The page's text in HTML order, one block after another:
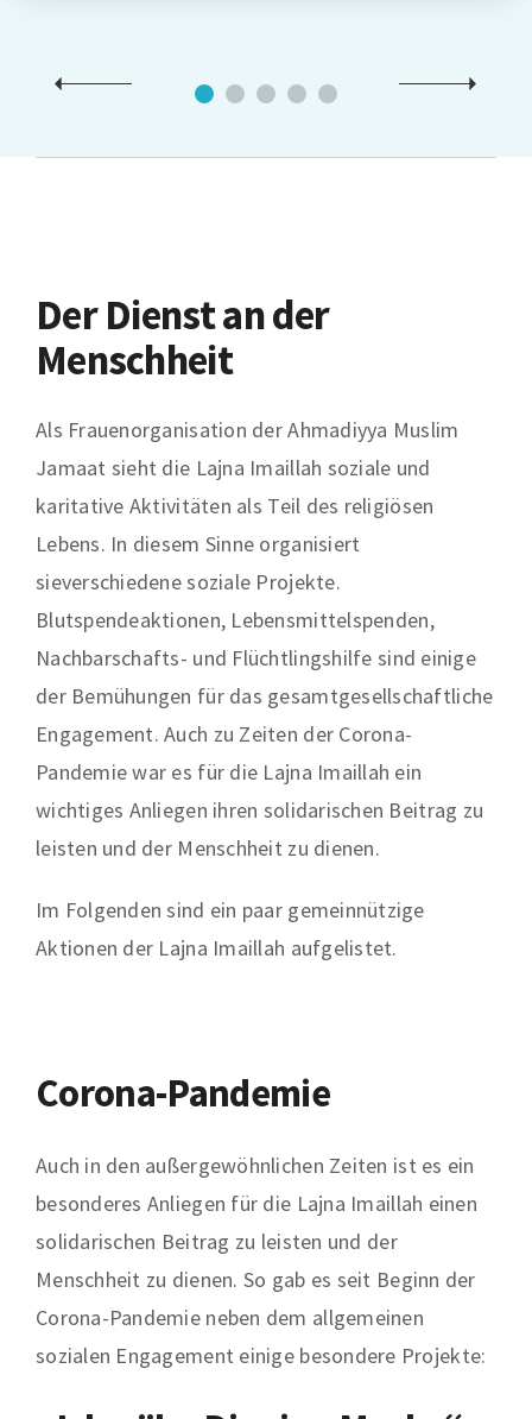
Der Dienst an der
Menschheit
Als Frauenorganisation der Ahmadiyya Muslim
Jamaat sieht die Lajna Imaillah soziale und
karitative Aktivitäten als Teil des religiösen
Lebens. In diesem Sinne organisiert
sieverschiedene soziale Projekte.
Blutspendeaktionen, Lebensmittelspenden,
Nachbarschafts- und Flüchtlingshilfe sind einige
der Bemühungen für das gesamtgesellschaftliche
Engagement. Auch zu Zeiten der Corona-
Pandemie war es für die Lajna Imaillah ein
wichtiges Anliegen ihren solidarischen Beitrag zu
leisten und der Menschheit zu dienen.
Im Folgenden sind ein paar gemeinnützige
Aktionen der Lajna Imaillah aufgelistet.
Corona-Pandemie
Auch in den außergewöhnlichen Zeiten ist es ein
besonderes Anliegen für die Lajna Imaillah einen
solidarischen Beitrag zu leisten und der
Menschheit zu dienen. So gab es seit Beginn der
Corona-Pandemie neben dem allgemeinen
sozialen Engagement einige besondere Projekte: